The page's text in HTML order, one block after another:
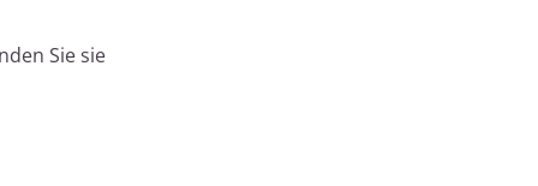
Sie sie